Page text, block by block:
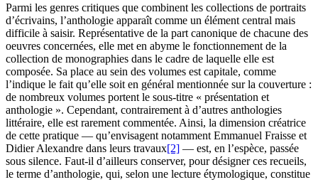
Parmi les genres critiques que combinent les collections de portraits
d’écrivains, l’anthologie apparaît comme un élément central mais
difficile à saisir. Représentative de la part canonique de chacune des
oeuvres concernées, elle met en abyme le fonctionnement de la
collection de monographies dans le cadre de laquelle elle est
composée. Sa place au sein des volumes est capitale, comme
l’indique le fait qu’elle soit en général mentionnée sur la couverture :
de nombreux volumes portent le sous-titre « présentation et
anthologie ». Cependant, contrairement à d’autres anthologies
littéraire, elle est rarement commentée. Ainsi, la dimension créatrice
de cette pratique — qu’envisagent notamment Emmanuel Fraisse et
Didier Alexandre dans leurs travaux[2] — est, en l’espèce, passée
sous silence. Faut-il d’ailleurs conserver, pour désigner ces recueils,
le terme d’anthologie, qui, selon une lecture étymologique, constitue